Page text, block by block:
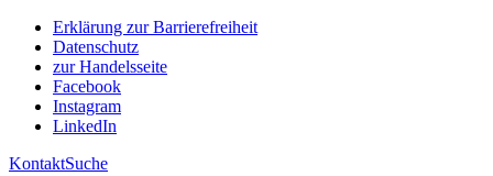
Erklärung zur Barrierefreiheit
Datenschutz
zur Handelsseite
Facebook
Instagram
LinkedIn
KontaktSuche